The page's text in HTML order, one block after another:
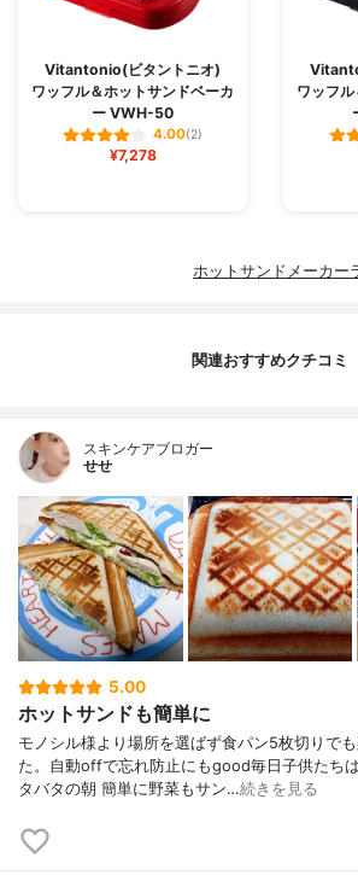
Vitantonio(ビタントニオ)
ワッフル＆ホットサンドベーカ
ー VWH-50
4.00(2)
¥7,278
ワッフ
ホットサンドメーカー
関連おすすめクチコミ
スキンケアブロガー
せせ
5.00
ホットサンドも簡単に
モノシル様より場所を選ばず食パン5枚切りで
た。自動offで忘れ防止にもgood毎日子供たち
タバタの朝 簡単に野菜もサン…続きを見る